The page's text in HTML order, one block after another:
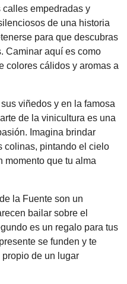
calles empedradas y
de una historia
para que descubras
Caminar aquí es como
colores cálidos y aromas a
viñedos y en la famosa
de la vinicultura es una
Imagina brindar
colinas, pintando el cielo
momento que tu alma
la Fuente son un
bailar sobre el
es un regalo para tus
se funden y te
de un lugar